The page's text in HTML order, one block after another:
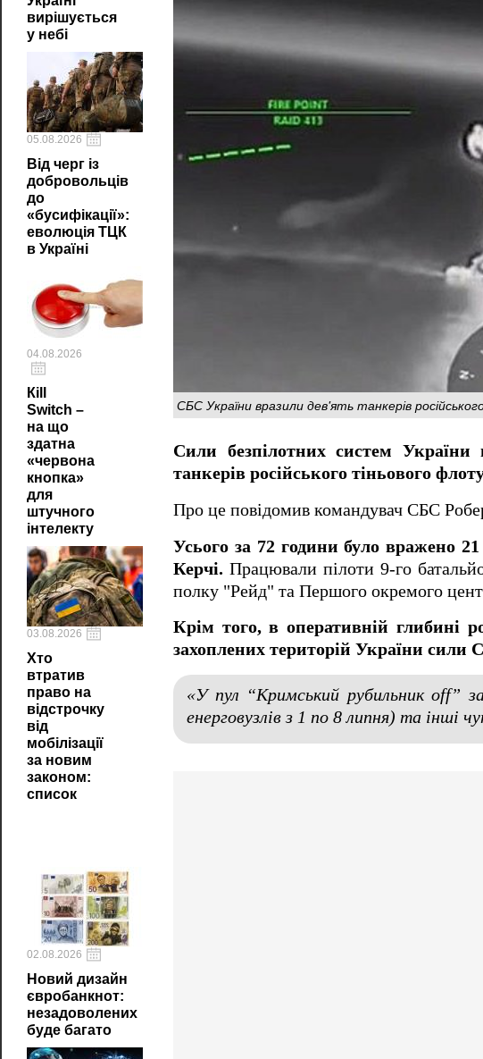
вирішується
у небі
05.08.2026
Від черг із
добровольців
до
«бусифікації»:
еволюція ТЦК
в Україні
04.08.2026
Кill
Switch –
на що
здатна
«червона
кнопка»
для
штучного
інтелекту
03.08.2026
Хто
втратив
право на
відстрочку
від
мобілізації
за новим
законом:
список
02.08.2026
Новий дизайн
євробанкнот:
незадоволених
буде багато
СБС України вразили дев'ять танкерів
Сили безпілотних систем
танкерів російського тіньового
Про це повідомив командувач СБС
Усього за 72 години було вражено
Керчі. Працювали пілоти 9-го
полку "Рейд" та Першого окремого
Крім того, в оперативній глибині
захоплених територій України сили
«У пул “Кримський рубильник off”
енерговузлів з 1 по 8 липня) та інші